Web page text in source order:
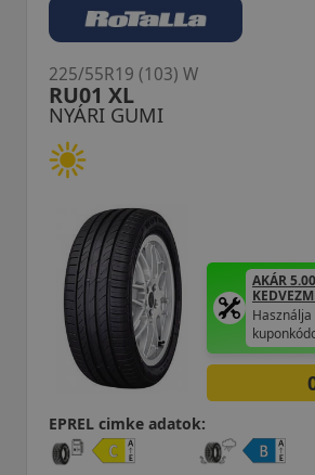
NYÁRI GUMI
RU01 XL
225/55R19 (103) W
AKÁR
Használja
EPREL cimke adatok: